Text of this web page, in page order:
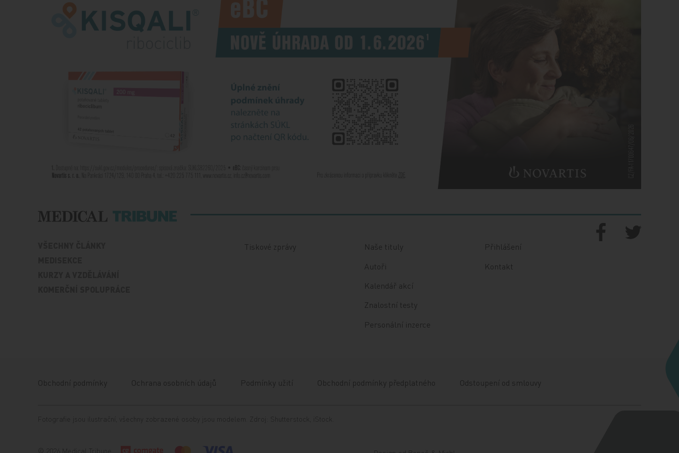
Tiskové zprávy
Naše tituly
Autoři
Kalendář akcí
Znalostní testy
Personální inzerce
Přihlášení
Kontakt
Obchodní podmínky Ochrana osobních údajů Podmínky užití Obchodní podmínky předplatného Odstoupení od smlouvy
Fotografie jsou ilustrační, všechny zobrazené osoby jsou modelem. Zdroj: Shutterstock, iStock.
© 2026 Medical Tribune